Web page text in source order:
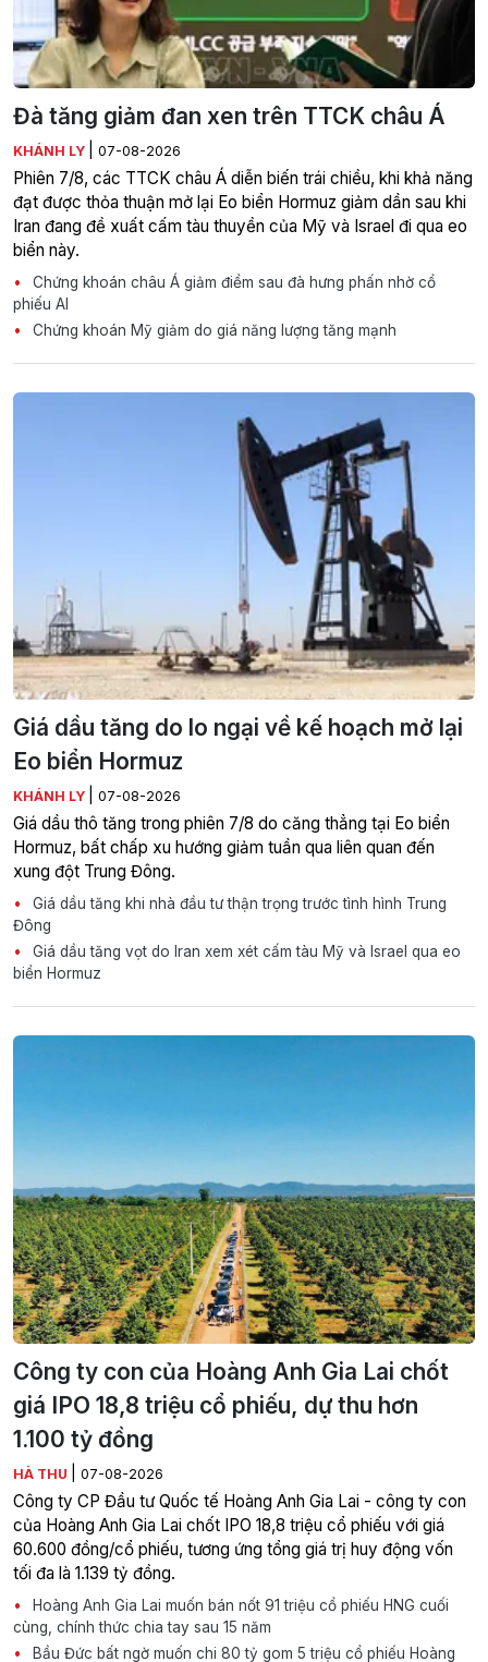
Đà tăng giảm đan xen trên TTCK châu Á
KHÁNH LY 07-08-2026
Phiên 7/8, các TTCK châu Á diễn biến trái chiều, khi khả năng
đạt được thỏa thuận mở lại Eo biển Hormuz giảm dần sau khi
Iran đang đề xuất cấm tàu thuyền của Mỹ và Israel đi qua eo
biển này.
Chứng khoán châu Á giảm điểm sau đà hưng phấn nhờ cổ
phiếu AI
Chứng khoán Mỹ giảm do giá năng lượng tăng mạnh
Giá dầu tăng do lo ngại về kế hoạch mở lại
Eo biển Hormuz
KHÁNH LY 07-08-2026
Giá dầu thô tăng trong phiên 7/8 do căng thẳng tại Eo biển
Hormuz, bất chấp xu hướng giảm tuần qua liên quan đến
xung đột Trung Đông.
Giá dầu tăng khi nhà đầu tư thận trọng trước tình hình Trung
Đông
Giá dầu tăng vọt do Iran xem xét cấm tàu Mỹ và Israel qua eo
biển Hormuz
Công ty con của Hoàng Anh Gia Lai chốt
giá IPO 18,8 triệu cổ phiếu, dự thu hơn
1.100 tỷ đồng
HÀ THU 07-08-2026
Công ty CP Đầu tư Quốc tế Hoàng Anh Gia Lai - công ty con
của Hoàng Anh Gia Lai chốt IPO 18,8 triệu cổ phiếu với giá
60.600 đồng/cổ phiếu, tương ứng tổng giá trị huy động vốn
tối đa là 1.139 tỷ đồng.
Hoàng Anh Gia Lai muốn bán nốt 91 triệu cổ phiếu HNG cuối
cùng, chính thức chia tay sau 15 năm
Bầu Đức bất ngờ muốn chi 80 tỷ gom 5 triệu cổ phiếu Hoàng